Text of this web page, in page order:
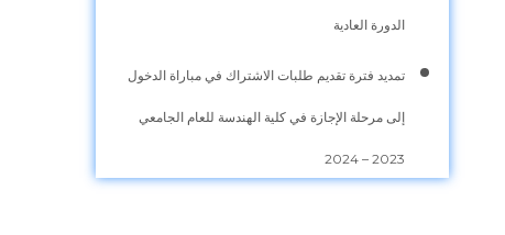
الدورة العادية
تمديد فترة تقديم طلبات الاشتراك في مباراة الدخول
إلى مرحلة الإجازة في كلية الهندسة للعام الجامعي
2023 – 2024